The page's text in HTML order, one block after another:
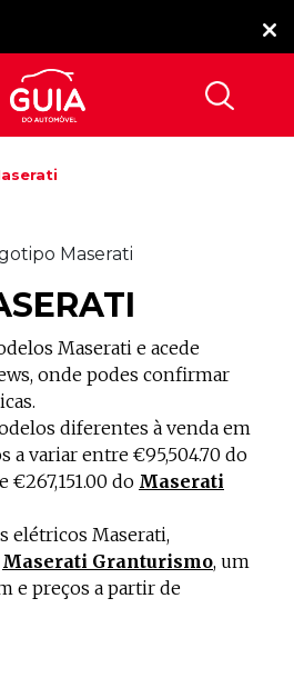
Maserati e acede
onde podes confirmar
diferentes à venda em
a variar entre €95,504.70 do
e €267,151.00 do Maserati
elétricos Maserati,
Maserati Granturismo, um
e preços a partir de